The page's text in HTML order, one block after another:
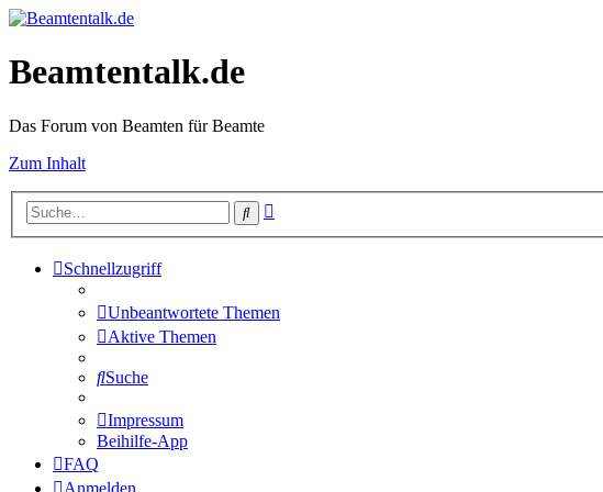
Beamtentalk.de
Das Forum von Beamten für Beamte
Zum Inhalt
Suche
Schnellzugriff
Unbeantwortete Themen
Aktive Themen
Suche
Impressum
Beihilfe-App
FAQ